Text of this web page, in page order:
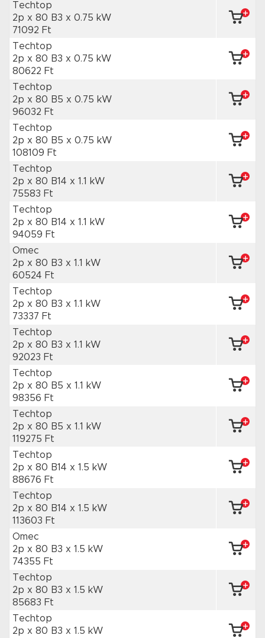
Techtop
2p x 80 B3 x 0.75 kW
71092 Ft
Techtop
2p x 80 B3 x 0.75 kW
80622 Ft
Techtop
2p x 80 B5 x 0.75 kW
96032 Ft
Techtop
2p x 80 B5 x 0.75 kW
108109 Ft
Techtop
2p x 80 B14 x 1.1 kW
75583 Ft
Techtop
2p x 80 B14 x 1.1 kW
94059 Ft
Omec
2p x 80 B3 x 1.1 kW
60524 Ft
Techtop
2p x 80 B3 x 1.1 kW
73337 Ft
Techtop
2p x 80 B3 x 1.1 kW
92023 Ft
Techtop
2p x 80 B5 x 1.1 kW
98356 Ft
Techtop
2p x 80 B5 x 1.1 kW
119275 Ft
Techtop
2p x 80 B14 x 1.5 kW
88676 Ft
Techtop
2p x 80 B14 x 1.5 kW
113603 Ft
Omec
2p x 80 B3 x 1.5 kW
74355 Ft
Techtop
2p x 80 B3 x 1.5 kW
85683 Ft
Techtop
2p x 80 B3 x 1.5 kW